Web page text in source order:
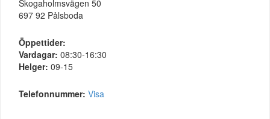
Skogaholmsvägen 50
697 92 Pålsboda
Öppettider:
Vardagar: 08:30-16:30
Helger: 09-15
Telefonnummer: Visa